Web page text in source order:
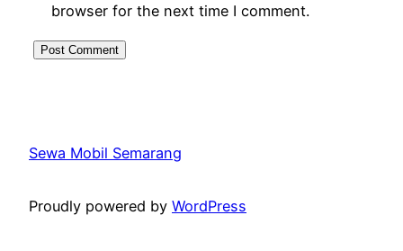
browser for the next time I comment.
Sewa Mobil Semarang
Proudly powered by WordPress